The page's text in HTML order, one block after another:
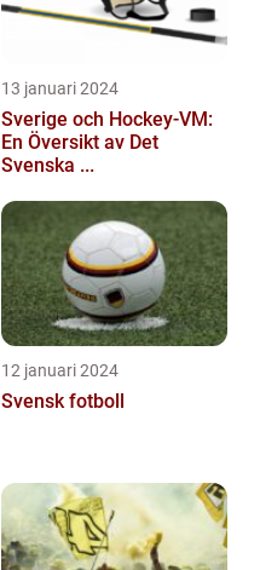
13 januari 2024
Sverige och Hockey-VM:
En Översikt av Det
Svenska ...
12 januari 2024
Svensk fotboll